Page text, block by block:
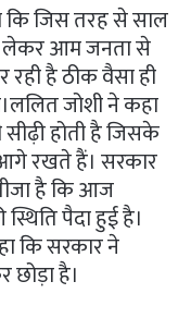
कि जिस तरह से साल
लेकर आम जनता से
रही है ठीक वैसा ही
जोशी ने कहा
होती है जिसके
रखते हैं। सरकार
है कि आज
पैदा हुई है।
कि सरकार ने
छोड़ा है।